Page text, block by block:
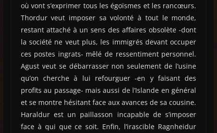
où vont s’exprimer tous les égoïsmes et les rancœurs.
Thordur veut imposer sa volonté à tout le monde,
restant attaché à un sens des affaires obsolète -dont
la société ne veut plus, les immigrés devant occuper
ces postes ingrats- mêlé de ressentiment personnel.
Agust veut se débarrasser non seulement de l’usine
qu’on cherche à lui refourguer -en y faisant des
profits au passage- mais aussi de l’Islande en général
et se montre hésitant face aux avances de sa cousine.
Haraldur est un paillasson incapable de s’imposer
face à qui que ce soit. Enfin, l’irascible Ragnheidur